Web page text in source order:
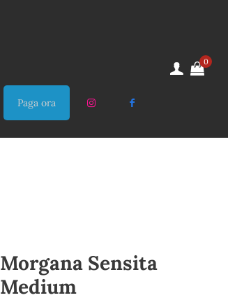
Paga ora
0
Morgana Sensita
Medium